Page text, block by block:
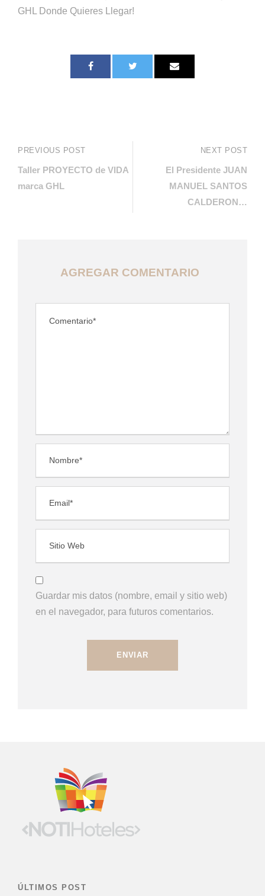
GHL Donde Quieres Llegar!
PREVIOUS POST
Taller PROYECTO de VIDA
marca GHL
NEXT POST
El Presidente JUAN
MANUEL SANTOS
CALDERON…
AGREGAR COMENTARIO
Guardar mis datos (nombre, email y sitio web)
en el navegador, para futuros comentarios.
ÚLTIMOS POST